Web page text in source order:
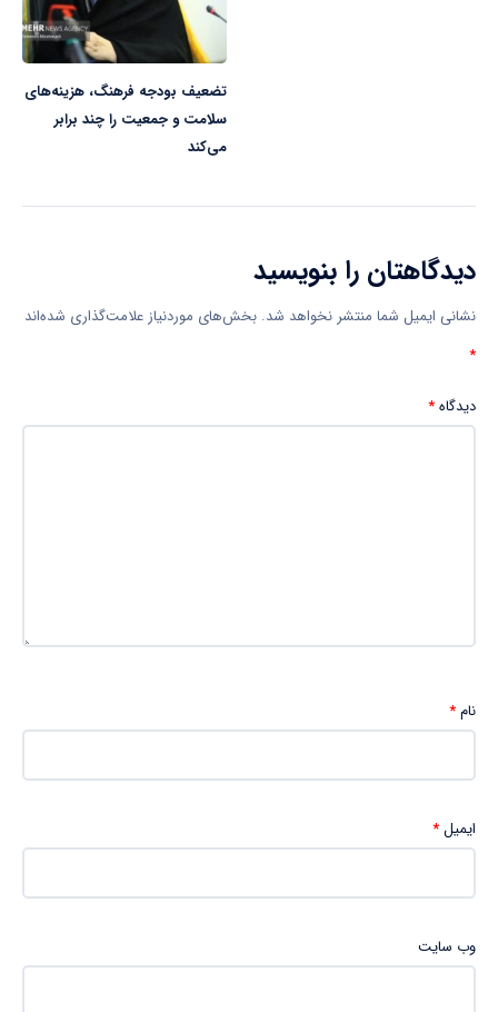
تضعیف بودجه فرهنگ، هزینه‌های
سلامت و جمعیت را چند برابر
می‌کند
دیدگاهتان را بنویسید
نشانی ایمیل شما منتشر نخواهد شد. بخش‌های موردنیاز علامت‌گذاری شده‌اند
*
دیدگاه*
نام*
ایمیل*
وب‌ سایت